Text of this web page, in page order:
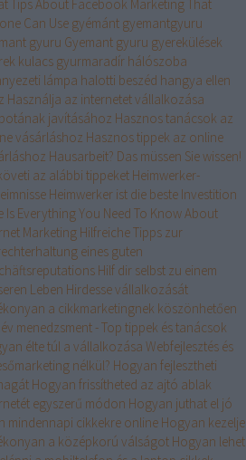
Tips About Facebook Marketing That
Can Use gyémánt gyemantgyuru
gyuru Gyemant gyuru gyerekülések
kulacs gyurmaradír hálószoba
lámpa halotti beszéd hangya ellen
Használja az internetet vállalkozása
javításához Hasznos tanácsok az
vásárláshoz Hasznos tippek az online
Hausarbeit? Das müssen Sie wissen!
az alábbi tippeket Heimwerker-
Heimwerker ist die beste Investition
Is Everything You Need To Know About
Marketing Hilfreiche Tipps zur
eines guten
Hilf dir selbst zu einem
Leben Hirdesse vállalkozását
a cikkmarketingnek köszönhetően
menedzsment - Top tippek és tanácsok
élte túl a vállalkozása Webfejlesztés és
nélkül? Hogyan fejlesztheti
Hogyan frissítheted az ajtó ablak
egyszerű módon Hogyan juthat el jó
mindennapi cikkekre online Hogyan kezelje
a középkorú válságot Hogyan lehet